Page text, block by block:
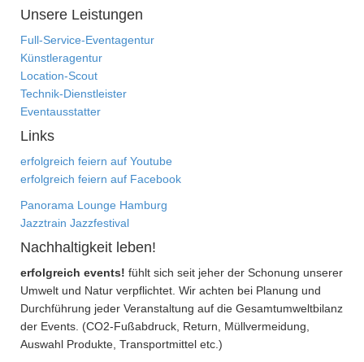
Unsere Leistungen
Full-Service-Eventagentur
Künstleragentur
Location-Scout
Technik-Dienstleister
Eventausstatter
Links
erfolgreich feiern auf Youtube
erfolgreich feiern auf Facebook
Panorama Lounge Hamburg
Jazztrain Jazzfestival
Nachhaltigkeit leben!
erfolgreich events! fühlt sich seit jeher der Schonung unserer
Umwelt und Natur verpflichtet. Wir achten bei Planung und
Durchführung jeder Veranstaltung auf die Gesamtumweltbilanz
der Events. (CO2-Fußabdruck, Return, Müllvermeidung,
Auswahl Produkte, Transportmittel etc.)